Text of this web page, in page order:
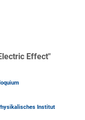
Effect"
Institut